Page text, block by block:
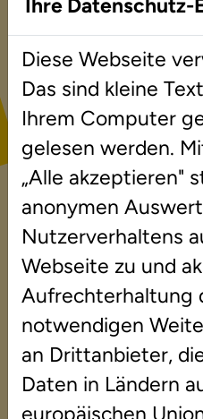
Lerntherapie
und
Jetzt Beratungstermin
Im Duden Institut für
Dyskalkulie-Therapie
Kinder und
Ihre Datenschutz-
Diese Webseite
Das sind kleine
Ihrem Computer
gelesen werden.
„Alle akzeptieren"
anonymen
Nutzerverhaltens
Webseite zu und
Aufrechterhaltung
notwendigen
an Drittanbieter,
Daten in Ländern
europäischen